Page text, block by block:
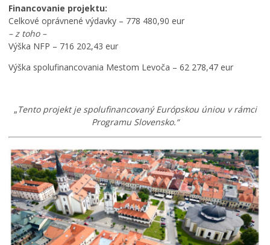
Financovanie projektu:
Celkové oprávnené výdavky – 778 480,90 eur
– z toho –
Výška NFP – 716 202,43 eur
Výška spolufinancovania Mestom Levoča – 62 278,47 eur
„Tento projekt je spolufinancovaný Európskou úniou v rámci
Programu Slovensko.“